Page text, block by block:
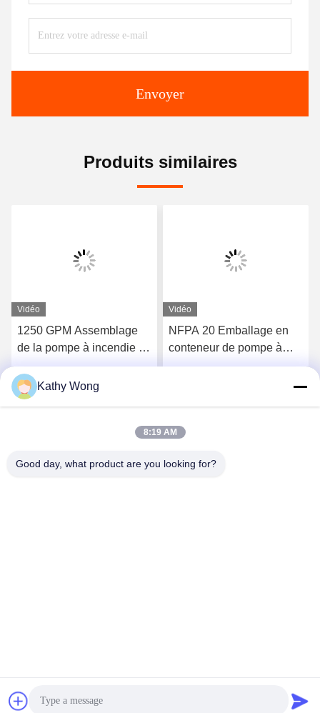
Envoyer
Produits similaires
Vidéo
1250 GPM Assemblage
de la pompe à incendie à
cas divisé horizontale
Vidéo
NFPA 20 Emballage en
conteneur de pompe à
incendie à patins
Electronics Co., Ltd. Tous les droits réservés.
Kathy Wong
8:19 AM
Good day, what product are you looking for?